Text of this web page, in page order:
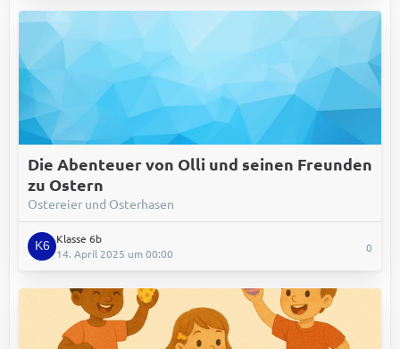
Die Abenteuer von Olli und seinen Freunden
zu Ostern
Ostereier und Osterhasen
Klasse 6b
14. April 2025 um 00:00
0